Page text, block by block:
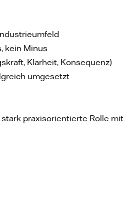
kein Minus
Klarheit, Konsequenz)
umgesetzt
stark praxisorientierte Rolle mit